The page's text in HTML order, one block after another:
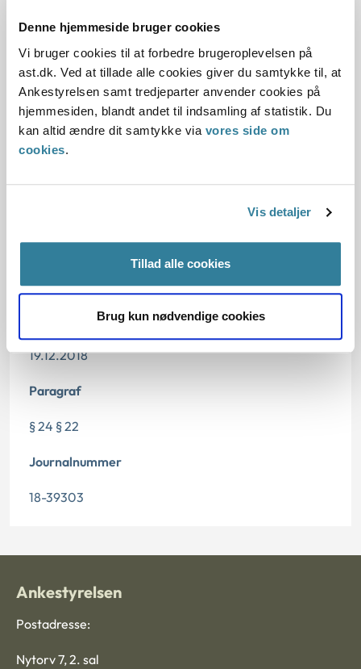
Denne hjemmeside bruger cookies
Vi bruger cookies til at forbedre brugeroplevelsen på
ast.dk. Ved at tillade alle cookies giver du samtykke til, at
Ankestyrelsen samt tredjeparter anvender cookies på
hjemmesiden, blandt andet til indsamling af statistik. Du
kan altid ændre dit samtykke via vores side om
cookies.
Vis detaljer
Tillad alle cookies
Brug kun nødvendige cookies
Reglerne
Praksis
Den konkrete afgørelse
18.12.2018
Offentliggørelsesdato
19.12.2018
Paragraf
§ 24 § 22
Journalnummer
18-39303
Ankestyrelsen
Postadresse:
Nytorv 7, 2. sal